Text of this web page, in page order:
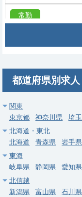
常勤
募集科目 内
勤務地 茨
常勤
【水戸市】一般内科／
求人病院名
センター
募集科目
都道府県別求人
関東
東京都
神奈川県 埼
北海道・東北
北海道
青森県 岩手県
東海
岐阜県
静岡県 愛知県
北信越
新潟県
富山県 石川県